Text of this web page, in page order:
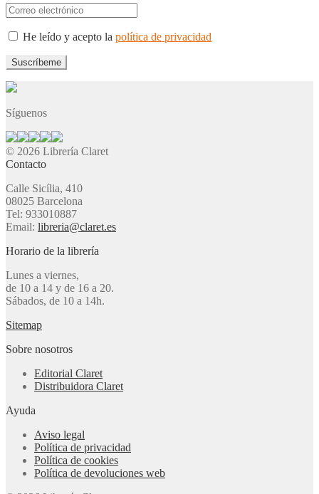
He leído y acepto la política de privacidad
Síguenos
© 2026 Librería Claret
Contacto
Calle Sicília, 410
08025 Barcelona
Tel: 933010887
Email: libreria@claret.es
Horario de la librería
Lunes a viernes,
de 10 a 14 y de 16 a 20.
Sábados, de 10 a 14h.
Sitemap
Sobre nosotros
Editorial Claret
Distribuidora Claret
Ayuda
Aviso legal
Política de privacidad
Política de cookies
Política de devoluciones web